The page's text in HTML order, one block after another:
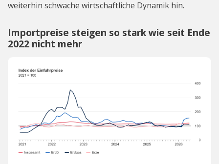
weiterhin schwache wirtschaftliche Dynamik hin.
Importpreise steigen so stark wie seit Ende
2022 nicht mehr